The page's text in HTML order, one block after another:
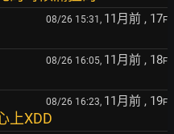
08/26 15:31, 11月前 , 17F
08/26 16:05, 11月前 , 18F
08/26 16:23, 11月前 , 19F
上XDD